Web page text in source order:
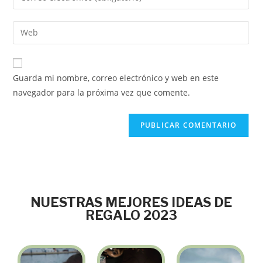
Guarda mi nombre, correo electrónico y web en este
navegador para la próxima vez que comente.
NUESTRAS MEJORES IDEAS DE
REGALO 2023